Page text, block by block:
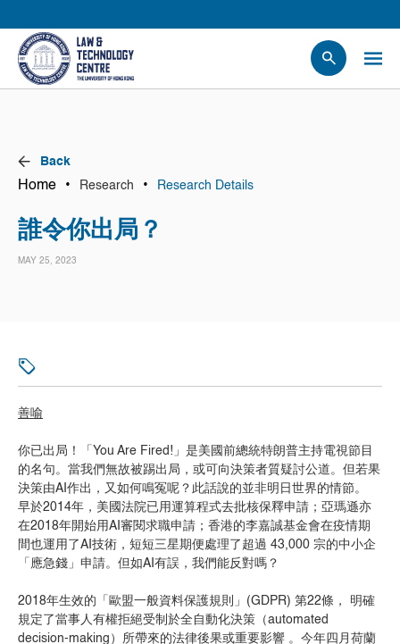
News
Research
Opportunities
Projects
Back
Home • Research • Research Details
誰令你出局？
MAY 25, 2023
善喻
你已出局！「You Are Fired!」是美國前總統特朗普主持電視節目
的名句。當我們無故被踢出局，或可向決策者質疑討公道。但若果
決策由AI作出，又如何鳴冤呢？此話說的並非明日世界的情節。
早於2014年，美國法院已用運算程式去批核保釋申請；亞瑪遜亦
在2018年開始用AI審閱求職申請；香港的李嘉誠基金會在疫情期
間也運用了AI技術，短短三星期便處理了超過 43,000 宗的中小企
「應急錢」申請。但如AI有誤，我們能反對嗎？
2018年生效的「歐盟一般資料保護規則」(GDPR) 第22條， 明確
規定了當事人有權拒絕受制於全自動化決策（automated
decision-making）所帶來的法律後果或重要影響 。今年四月荷蘭